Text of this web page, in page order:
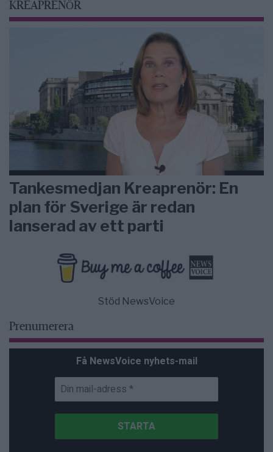
KREAPRENÖR
Tankesmedjan Kreaprenör: En
plan för Sverige är redan
lanserad av ett parti
Stöd NewsVoice
Prenumerera
Få NewsVoice nyhets-mail